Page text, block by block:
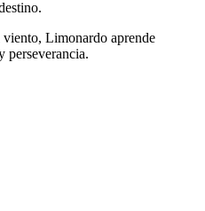
viento, Limonardo aprende
perseverancia.